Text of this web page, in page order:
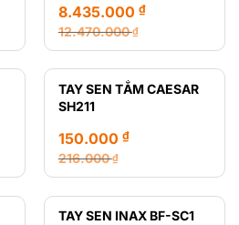
12.470.000₫
Giá
gốc
là:
12.470.000 ₫.
8.435.000 ₫
Giá
hiện
tại
là:
TAY SEN TẮM CAESAR
SH211
216.000₫
Giá
gốc
là:
150.000 ₫
Giá
hiện
tại
TAY SEN INAX BF-SC1